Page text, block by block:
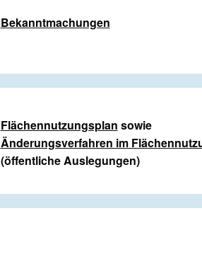
Bekanntmachungen
Flächennutzungsplan sowie
Änderungsverfahren im
(öffentliche Auslegungen)